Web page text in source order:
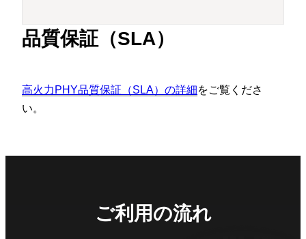
品質保証（SLA）
高火力PHY品質保証（SLA）の詳細をご覧くださ
い。
ご利用の流れ